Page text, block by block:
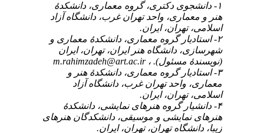
۱- دانشجوی دکتری، گروه معماری، دانشکدۀ
هنر و معماری، واحد تهران غرب، دانشگاه آزاد
اسلامی، تهران، ایران.
۲- استادیار گروه معماری، دانشکدۀ معماری و
شهرسازی، دانشگاه هنر ایران، تهران، ایران
(نویسندۀ مسئول). ،m.rahimzadeh@art.ac.ir
۳- استادیار گروه معماری، دانشکدۀ هنر و
معماری، واحد تهران غرب، دانشگاه آزاد
اسلامی، تهران، ایران.
۴- دانشیار گروه هنرهای نمایشی، دانشکدۀ
هنرهای نمایشی و موسیقی، دانشکدگان هنرهای
زیبا، دانشگاه تهران، تهران، ایران.